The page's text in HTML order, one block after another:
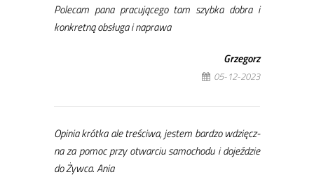
Po­le­cam pa­na pra­cu­ją­ce­go tam szyb­ka do­bra i
kon­kret­ną ob­słu­ga i na­pra­wa
Grze­gorz
05-12-2023
Opi­nia krót­ka ale tre­ści­wa, je­stem bar­dzo wdzięcz­
na za po­moc przy otwar­ciu sa­mo­cho­du i do­je­ździe
do Żyw­ca. Ania